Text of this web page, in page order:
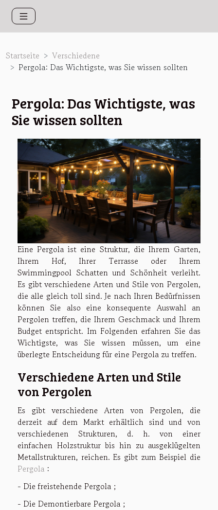
Startseite
Verschiedene
Pergola: Das Wichtigste, was Sie wissen sollten
Pergola: Das Wichtigste, was
Sie wissen sollten
Eine Pergola ist eine Struktur, die Ihrem Garten,
Ihrem Hof, Ihrer Terrasse oder Ihrem
Swimmingpool Schatten und Schönheit verleiht.
Es gibt verschiedene Arten und Stile von Pergolen,
die alle gleich toll sind. Je nach Ihren Bedürfnissen
können Sie also eine konsequente Auswahl an
Pergolen treffen, die Ihrem Geschmack und Ihrem
Budget entspricht. Im Folgenden erfahren Sie das
Wichtigste, was Sie wissen müssen, um eine
überlegte Entscheidung für eine Pergola zu treffen.
Verschiedene Arten und Stile
von Pergolen
Es gibt verschiedene Arten von Pergolen, die
derzeit auf dem Markt erhältlich sind und von
verschiedenen Strukturen, d. h. von einer
einfachen Holzstruktur bis hin zu ausgeklügelten
Metallstrukturen, reichen. Es gibt zum Beispiel die
Pergola :
- Die freistehende Pergola ;
- Die Demontierbare Pergola ;